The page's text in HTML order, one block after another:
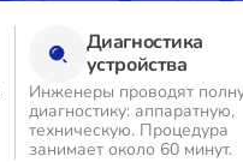
Диагностика
устройства
Инженеры проводят
диагностику: аппаратную,
техническую. Процедура
занимает около 60 минут.